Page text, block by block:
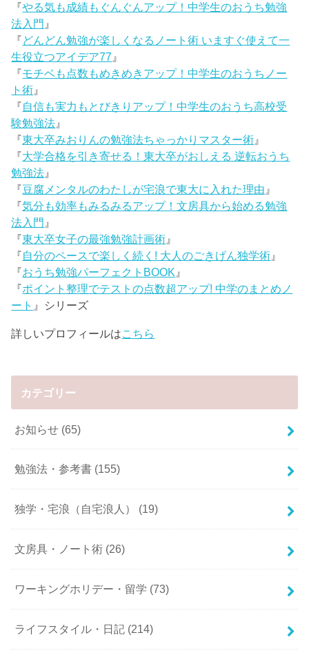
『やる気も成績もぐんぐんアップ！中学生のおうち勉強
法入門 』
『どんどん勉強が楽しくなるノート術 いますぐ使えて一
生役立つアイデア77 』
『モチベも点数もめきめきアップ！中学生のおうちノー
ト術 』
『自信も実力もとびきりアップ！中学生のおうち高校受
験勉強法 』
『東大卒みおりんの勉強法ちゃっかりマスター術 』
『大学合格を引き寄せる！東大卒がおしえる 逆転おうち
勉強法 』
『豆腐メンタルのわたしが宅浪で東大に入れた理由 』
『気分も効率もみるみるアップ！文房具から始める勉強
法入門 』
『東大卒女子の最強勉強計画術 』
『自分のペースで楽しく続く! 大人のごきげん独学術 』
『おうち勉強パーフェクトBOOK 』
『ポイント整理でテストの点数超アップ! 中学のまとめノ
ート 』シリーズ
詳しいプロフィールはこちら
カテゴリー
お知らせ (65)
勉強法・参考書 (155)
独学・宅浪（自宅浪人） (19)
文房具・ノート術 (26)
ワーキングホリデー・留学 (73)
ライフスタイル・日記 (214)